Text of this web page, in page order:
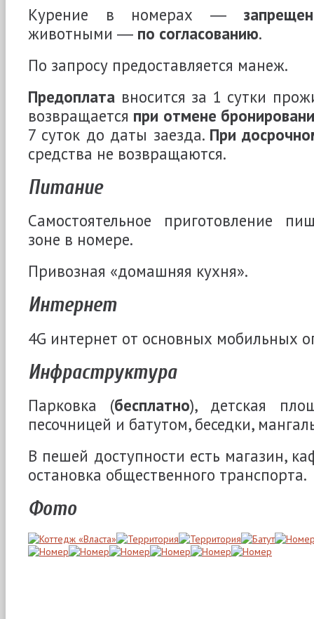
Курение в номерах ―
животными ― по согласованию.
По запросу предоставляется манеж.
Предоплата вносится за 1 сутки
возвращается при отмене
7 суток до даты заезда. При
средства не возвращаются.
Питание
Самостоятельное приготовление
зоне в номере.
Привозная «домашняя кухня».
Интернет
4G интернет от основных мобильных
Инфраструктура
Парковка (бесплатно), детская
песочницей и батутом, беседки,
В пешей доступности есть магазин,
остановка общественного транспорта.
Фото